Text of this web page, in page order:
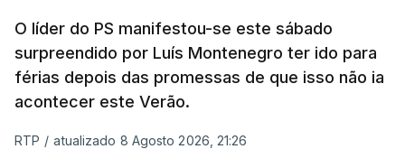
O líder do PS manifestou-se este sábado
surpreendido por Luís Montenegro ter ido para
férias depois das promessas de que isso não ia
acontecer este Verão.
RTP / atualizado 8 Agosto 2026, 21:26